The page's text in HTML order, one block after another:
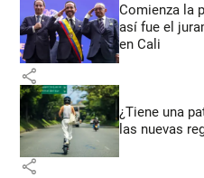
Comienza la
así fue el
en Cali
share
¿Tiene una
las nuevas
share